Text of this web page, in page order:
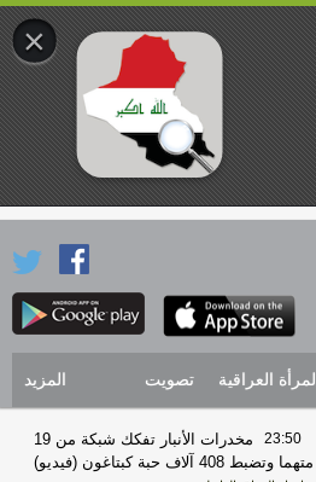
المرأة العراقية تصويت المزيد
23:50
مخدرات الأنبار تفكك شبكة من 19
متهما وتضبط 408 آلاف حبة كبتاغون (فيديو)
×